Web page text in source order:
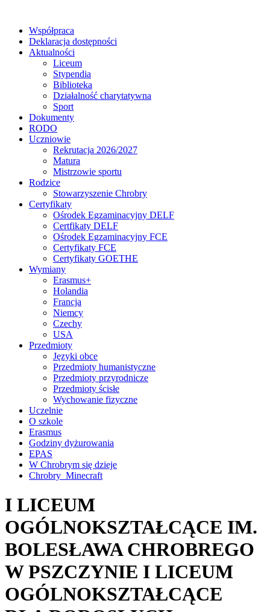
Współpraca
Deklaracja dostępności
Aktualności
Liceum
Stypendia
Biblioteka
Działalność charytatywna
Sport
Dokumenty
RODO
Uczniowie
Rekrutacja 2026/2027
Matura
Mistrzowie sportu
Rodzice
Stowarzyszenie Chrobry
Certyfikaty
Ośrodek Egzaminacyjny DELF
Certfikaty DELF
Ośrodek Egzaminacyjny FCE
Certyfikaty FCE
Certyfikaty GOETHE
Wymiany
Erasmus+
Holandia
Francja
Niemcy
Czechy
USA
Przedmioty
Języki obce
Przedmioty humanistyczne
Przedmioty przyrodnicze
Przedmioty ścisłe
Wychowanie fizyczne
Uczelnie
O szkole
Erasmus
Godziny dyżurowania
EPAS
W Chrobrym się dzieje
Chrobry_Minecraft
I LICEUM
OGÓLNOKSZTAŁCĄCE IM.
BOLESŁAWA CHROBREGO
W PSZCZYNIE I LICEUM
OGÓLNOKSZTAŁCĄCE